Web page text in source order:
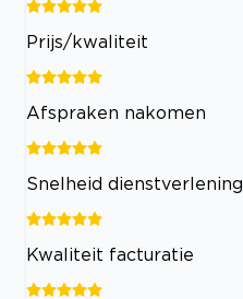
Prijs/kwaliteit
Afspraken nakomen
Snelheid dienstverlening
Kwaliteit facturatie